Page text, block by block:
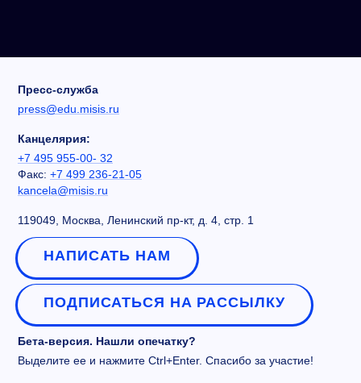
Пресс-служба
press@edu.misis.ru
Канцелярия:
+7 495 955-00- 32
Факс: +7 499 236-21-05
kancela@misis.ru
119049, Москва, Ленинский пр-кт, д. 4, стр. 1
НАПИСАТЬ НАМ
ПОДПИСАТЬСЯ НА РАССЫЛКУ
Бета-версия. Нашли опечатку?
Выделите ее и нажмите Ctrl+Enter. Спасибо за участие!